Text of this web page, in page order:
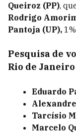
Queiroz (PP),
Rodrigo
Pantoja (UP),
Pesquisa de
Rio de Janeiro
Eduardo
Tarcísio
Marcelo